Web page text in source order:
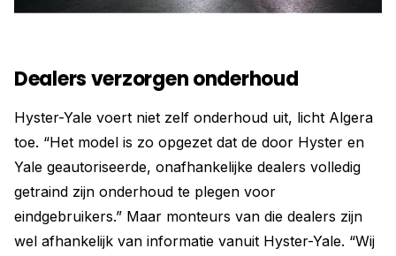
Dealers verzorgen onderhoud
Hyster-Yale voert niet zelf onderhoud uit, licht Algera
toe. “Het model is zo opgezet dat de door Hyster en
Yale geautoriseerde, onafhankelijke dealers volledig
getraind zijn onderhoud te plegen voor
eindgebruikers.” Maar monteurs van die dealers zijn
wel afhankelijk van informatie vanuit Hyster-Yale. “Wij